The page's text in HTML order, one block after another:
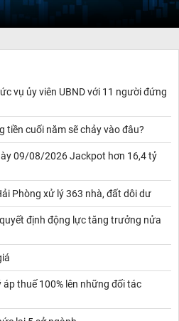
vụ ủy viên UBND với 11 người đứng
tiền cuối năm sẽ chảy vào đâu?
09/08/2026 Jackpot hơn 16,4 tỷ
Phòng xử lý 363 nhà, đất dôi dư
định động lực tăng trưởng nửa
thuế 100% lên những đối tác